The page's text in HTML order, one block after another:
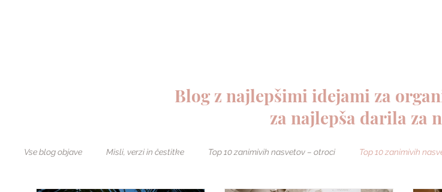
Blog z najlepšimi idejami za
za najlepša darila za
Vse blog objave Misli, verzi in čestitke Top 10 zanimivih nasvetov – otroci Top 10 zanimivih